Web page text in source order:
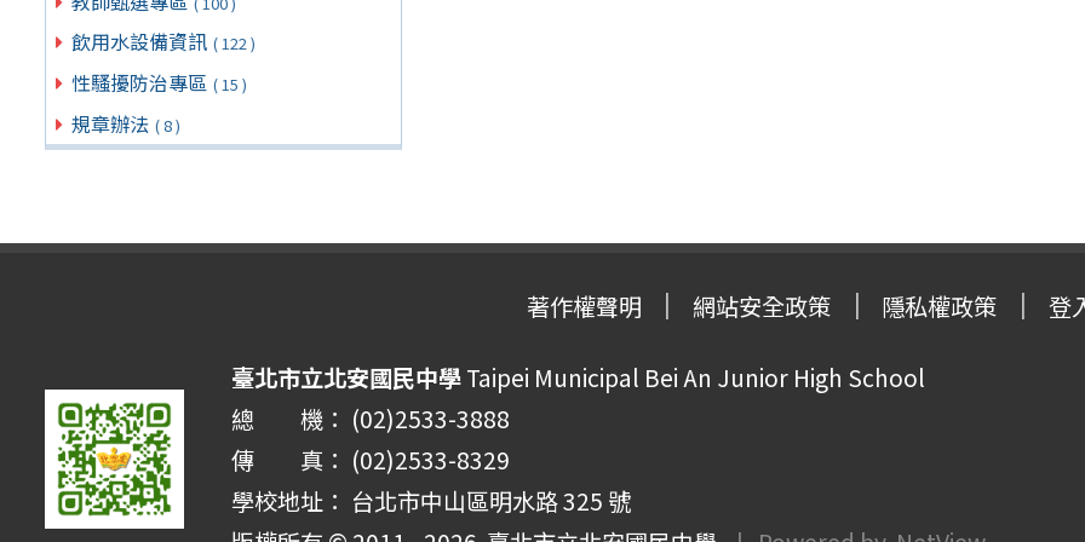
飲用水設備資訊 ( 122 )
性騷擾防治專區 ( 15 )
規章辦法 ( 8 )
著作權聲明 網站安全政策 隱私權政策 登
臺北市立北安國民中學Taipei Municipal Bei An Junior High School
總 機： (02)2533-3888
傳 真： (02)2533-8329
學校地址： 台北市中山區明水路 325 號